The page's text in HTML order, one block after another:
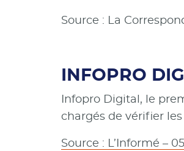
Source : La
INFOPRO
Infopro Digital, le
chargés de vérifier
Source : L’Informé –